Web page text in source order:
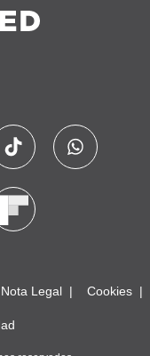
Nota Legal Cookies